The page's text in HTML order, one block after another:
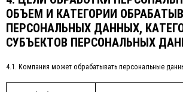
ОБЪЕМ И КАТЕГОРИИ
ПЕРСОНАЛЬНЫХ ДАННЫХ,
СУБЪЕКТОВ ПЕРСОНАЛЬНЫХ
4.1. Компания может обрабатывать персональные